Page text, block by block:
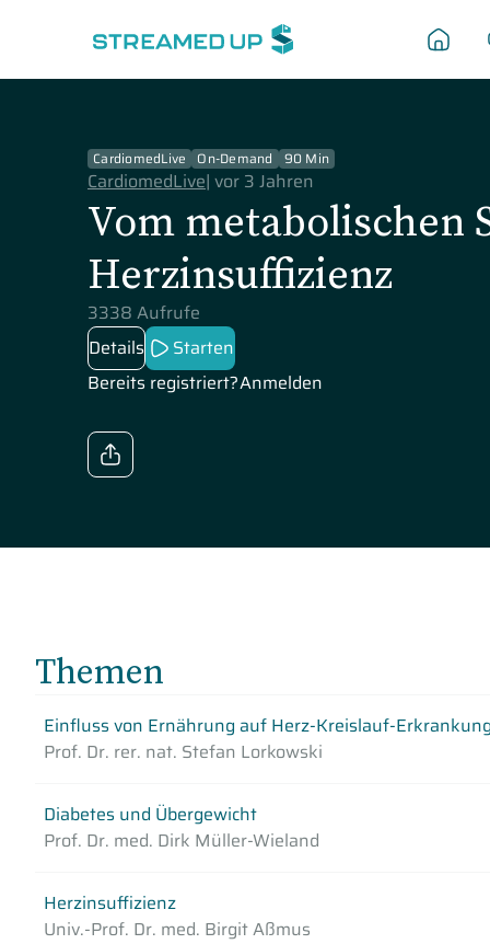
CardiomedLive On-Demand 90 Min
CardiomedLive| vor 3 Jahren
Vom metabolischen
Herzinsuffizienz
3338 Aufrufe
Details
Starten
Bereits registriert?Anmelden
Themen
Einfluss von Ernährung auf Herz-Kreislauf-
Prof. Dr. rer. nat. Stefan Lorkowski
Diabetes und Übergewicht
Prof. Dr. med. Dirk Müller-Wieland
Herzinsuffizienz
Univ.-Prof. Dr. med. Birgit Aßmus